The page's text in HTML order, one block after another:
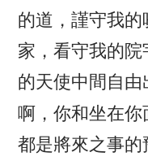
的道，謹守我
家，看守我的
的天使中間自由
啊，你和坐在
都是將來之事